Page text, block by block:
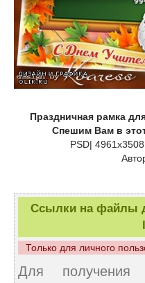
Праздничная рамка
Спешим Вам в
PSD|
Ссылки на файлы
Только для личного
Для получения